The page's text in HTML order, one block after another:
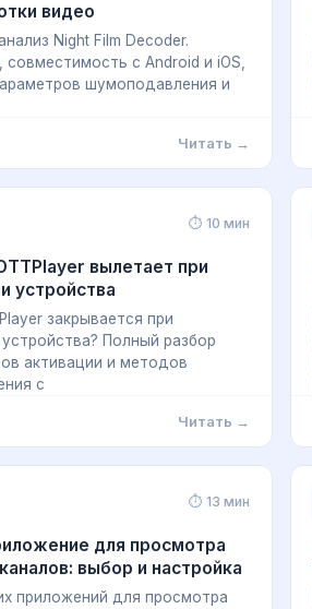
видео
Night Film Decoder.
с Android и iOS,
шумоподавления и
Читать →
⏱ 10 мин
вылетает при
устройства
закрывается при
Полный разбор
активации и методов
с
Читать →
⏱ 13 мин
для просмотра
выбор и настройка
приложений для просмотра